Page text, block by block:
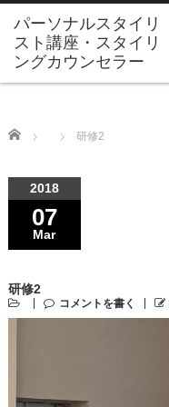
Home 研修2
2018
07
Mar
研修2
コメントを書く